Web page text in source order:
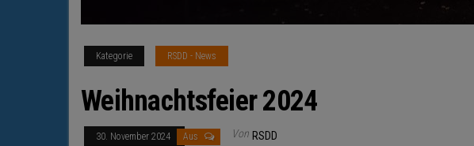
Kategorie RSDD - News
Weihnachtsfeier 2024
30. November 2024 Aus Von RSDD